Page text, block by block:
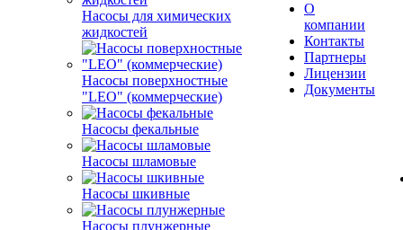
Насосы для химических
жидкостей
Насосы поверхностные
"LEO" (коммерческие)
Насосы фекальные
Насосы шламовые
Насосы шкивные
Насосы плунжерные
О
компании
Контакты
Партнеры
Лицензии
Документы